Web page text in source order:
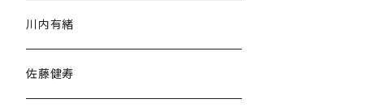
民族・風習
川内有緒
佐藤健寿